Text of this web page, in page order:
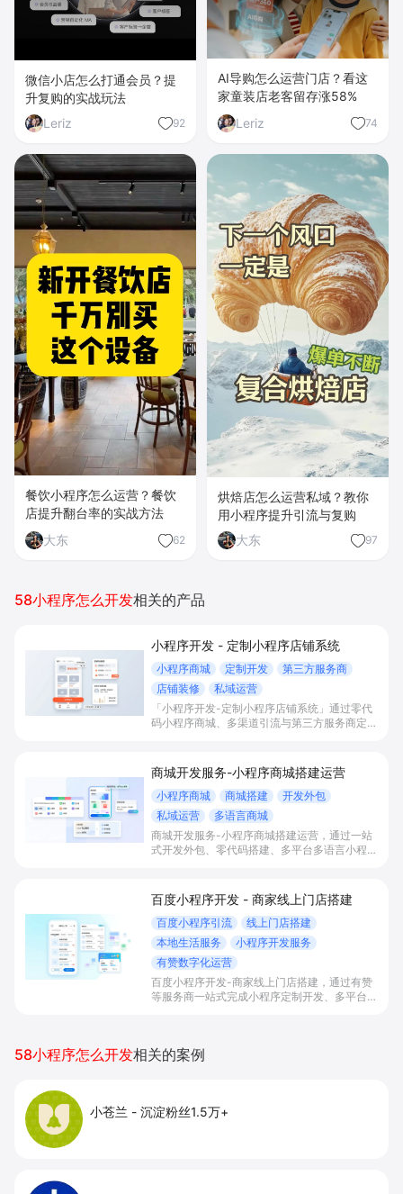
微信小店怎么打通会员？提
升复购的实战玩法
Leriz
92
AI导购怎么运营门店？看这
家童装店老客留存涨58%
Leriz
74
餐饮小程序怎么运营？餐饮
店提升翻台率的实战方法
大东
62
烘焙店怎么运营私域？教你
用小程序提升引流与复购
大东
97
58小程序怎么开发相关的产品
小程序开发 - 定制小程序店铺系统
小程序商城 定制开发
第三方服务商
店铺装修
私域运营
「小程序开发-定制小程序店铺系统」通过零代
码小程序商城、多渠道引流与第三方服务商定制
私域运营场景，提升获客与复购，实现线上生意
增长。
商城开发服务-小程序商城搭建运营
小程序商城 商城搭建
开发外包
私域运营
多语言商城
商城开发服务-小程序商城搭建运营，通过一站
式开发外包、零代码搭建、多平台多语言小程序
实现低成本获客、提升复购与业绩增长。
百度小程序开发 - 商家线上门店搭建
百度小程序引流
线上门店搭建
本地生活服务
小程序开发服务
有赞数字化运营
百度小程序开发-商家线上门店搭建，通过有赞
等服务商一站式完成小程序定制开发、多平台联
58小程序怎么开发相关的案例
小苍兰 - 沉淀粉丝1.5万+